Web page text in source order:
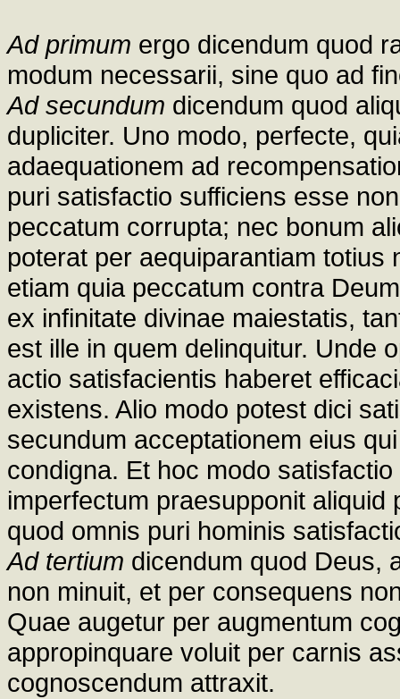
Ad primum ergo dicendum quod
modum necessarii, sine quo ad
Ad secundum dicendum quod
dupliciter. Uno modo, perfecte,
adaequationem ad
puri satisfactio sufficiens esse
peccatum corrupta; nec bonum
poterat per aequiparantiam
etiam quia peccatum contra
ex infinitate divinae maiestatis,
est ille in quem delinquitur. Unde
actio satisfacientis haberet
existens. Alio modo potest dici
secundum acceptationem eius
condigna. Et hoc modo
imperfectum praesupponit
quod omnis puri hominis
Ad tertium dicendum quod Deus,
non minuit, et per consequens
Quae augetur per augmentum
appropinquare voluit per carnis
cognoscendum attraxit.